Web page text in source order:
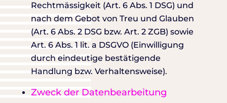
Rechtmässigkeit (Art. 6 Abs. 1 DSG) und
nach dem Gebot von Treu und Glauben
(Art. 6 Abs. 2 DSG bzw. Art. 2 ZGB) sowie
Art. 6 Abs. 1 lit. a DSGVO (Einwilligung
durch eindeutige bestätigende
Handlung bzw. Verhaltensweise).
Zweck der Datenbearbeitung